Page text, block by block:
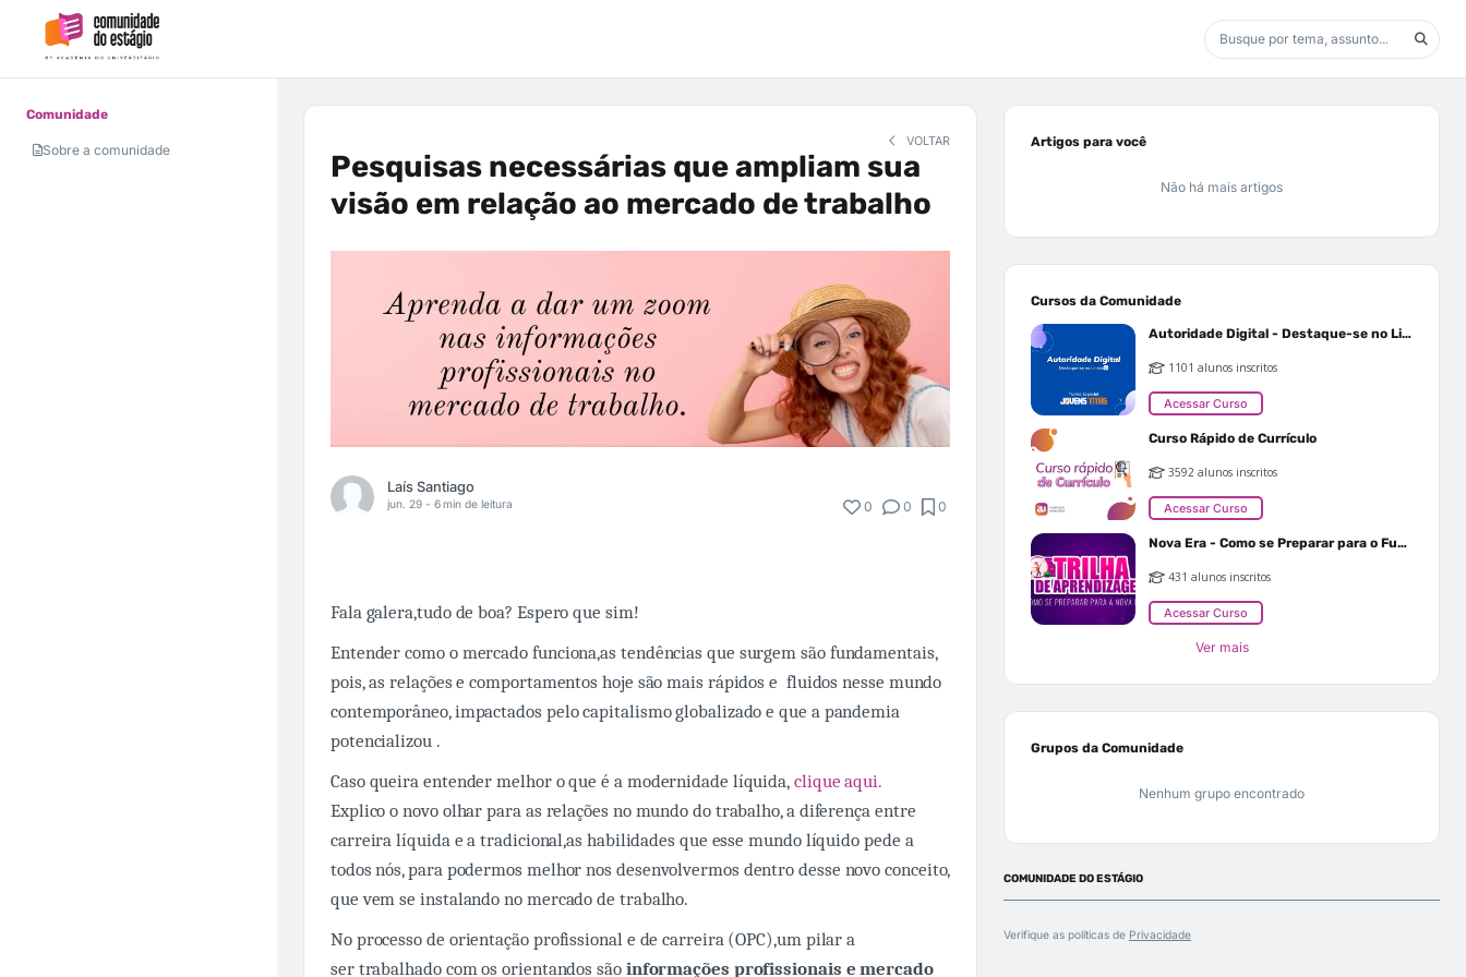
Comunidade
Sobre a comunidade
VOLTAR
Pesquisas necessárias que ampliam sua
visão em relação ao mercado de trabalho
Laís Santiago
jun. 29 - 6 min de leitura 0 0 0
Fala galera,tudo de boa? Espero que sim!
Entender como o mercado funciona,as tendências que surgem são fundamentais,
pois, as relações e comportamentos hoje são mais rápidos e fluidos nesse mundo
contemporâneo, impactados pelo capitalismo globalizado e que a pandemia
potencializou .
Caso queira entender melhor o que é a modernidade líquida, clique aqui.
Explico o novo olhar para as relações no mundo do trabalho, a diferença entre
carreira líquida e a tradicional,as habilidades que esse mundo líquido pede a
todos nós, para podermos melhor nos desenvolvermos dentro desse novo conceito,
que vem se instalando no mercado de trabalho.
No processo de orientação profissional e de carreira (OPC),um pilar a
ser trabalhado com os orientandos são informações profissionais e mercado
Artigos para você
Não há mais artigos
Cursos da Comunidade
Autoridade Digital - Destaque-se no Linkedin
1101 alunos inscritos
Acessar Curso
Curso Rápido de Currículo
3592 alunos inscritos
Acessar Curso
Nova Era - Como se Preparar para o Futuro
431 alunos inscritos
Acessar Curso
Ver mais
Grupos da Comunidade
Nenhum grupo encontrado
COMUNIDADE DO ESTÁGIO
Verifique as políticas de Privacidade